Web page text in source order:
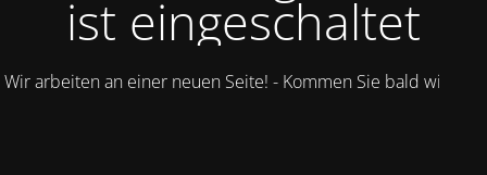
ist eingeschaltet
Wir arbeiten an einer neuen Seite! - Kommen Sie bald wieder.